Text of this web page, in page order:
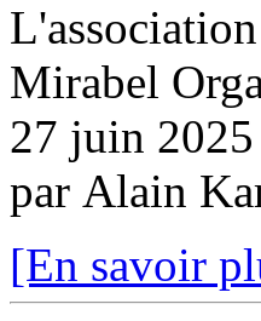
Mirabel
27 juin 2025
par Alain
[En savoir